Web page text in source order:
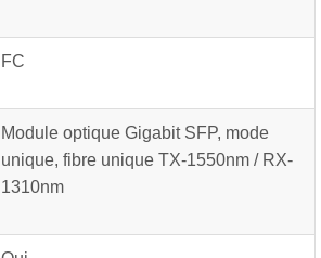
FC
Module optique Gigabit SFP, mode
unique, fibre unique TX-1550nm / RX-
1310nm